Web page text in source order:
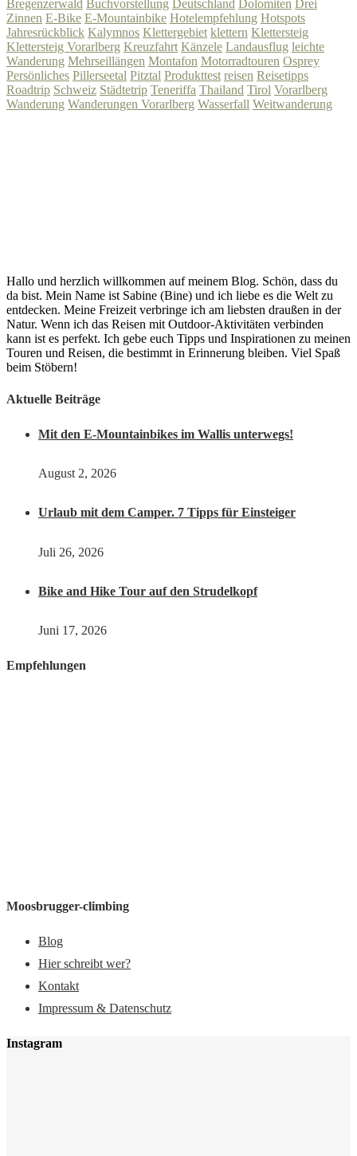
Bregenzerwald Buchvorstellung Deutschland Dolomiten Drei
Zinnen E-Bike E-Mountainbike Hotelempfehlung Hotspots
Jahresrückblick Kalymnos Klettergebiet klettern Klettersteig
Klettersteig Vorarlberg Kreuzfahrt Känzele Landausflug leichte
Wanderung Mehrseillängen Montafon Motorradtouren Osprey
Persönliches Pillerseetal Pitztal Produkttest reisen Reisetipps
Roadtrip Schweiz Städtetrip Teneriffa Thailand Tirol Vorarlberg
Wanderung Wanderungen Vorarlberg Wasserfall Weitwanderung
Hallo und herzlich willkommen auf meinem Blog. Schön, dass du
da bist. Mein Name ist Sabine (Bine) und ich liebe es die Welt zu
entdecken. Meine Freizeit verbringe ich am liebsten draußen in der
Natur. Wenn ich das Reisen mit Outdoor-Aktivitäten verbinden
kann ist es perfekt. Ich gebe euch Tipps und Inspirationen zu meinen
Touren und Reisen, die bestimmt in Erinnerung bleiben. Viel Spaß
beim Stöbern!
Aktuelle Beiträge
Mit den E-Mountainbikes im Wallis unterwegs!
August 2, 2026
Urlaub mit dem Camper. 7 Tipps für Einsteiger
Juli 26, 2026
Bike and Hike Tour auf den Strudelkopf
Juni 17, 2026
Empfehlungen
Moosbrugger-climbing
Blog
Hier schreibt wer?
Kontakt
Impressum & Datenschutz
Instagram